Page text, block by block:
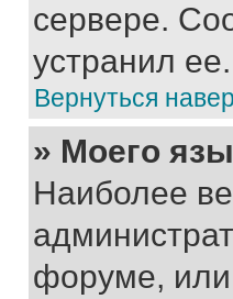
сервере.
устранил ее.
Вернуться
» Моего
Наиболее
форуме,